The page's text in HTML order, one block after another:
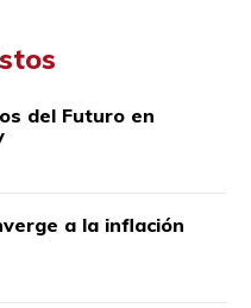
del Futuro en
a la inflación